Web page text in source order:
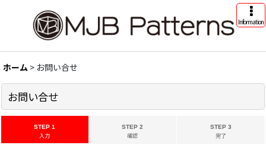
Information
ホーム > お問い合せ
お問い合せ
STEP 1
入力
STEP 2
確認
STEP 3
完了